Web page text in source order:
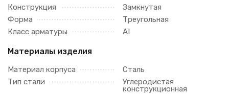
Конструкция
Замкнутая
Форма
Треугольная
Класс арматуры
AI
Материалы изделия
Материал корпуса
Сталь
Тип стали
Углеродистая
конструкционная